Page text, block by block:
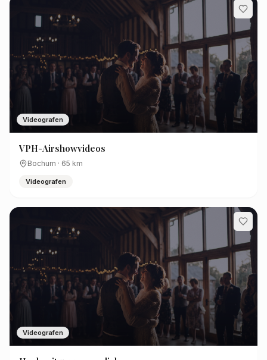
Videografen
VPH-Airshowvideos
Bochum · 65 km
Videografen
Videografen